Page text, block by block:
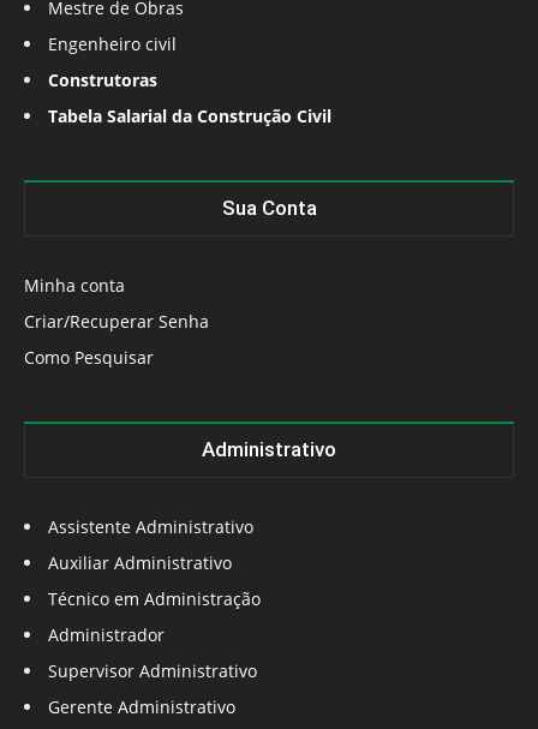
Mestre de Obras
Engenheiro civil
Construtoras
Tabela Salarial da Construção Civil
Sua Conta
Minha conta
Criar/Recuperar Senha
Como Pesquisar
Administrativo
Assistente Administrativo
Auxiliar Administrativo
Técnico em Administração
Administrador
Supervisor Administrativo
Gerente Administrativo